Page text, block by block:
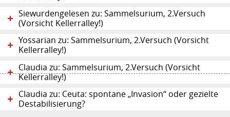
Siewurdengelesen zu: Sammelsurium, 2.Versuch
(Vorsicht Kellerralley!)
Yossarian zu: Sammelsurium, 2.Versuch (Vorsicht
Kellerralley!)
Claudia zu: Sammelsurium, 2.Versuch (Vorsicht
Kellerralley!)
Claudia zu: Ceuta: spontane „Invasion“ oder gezielte
Destabilisierung?